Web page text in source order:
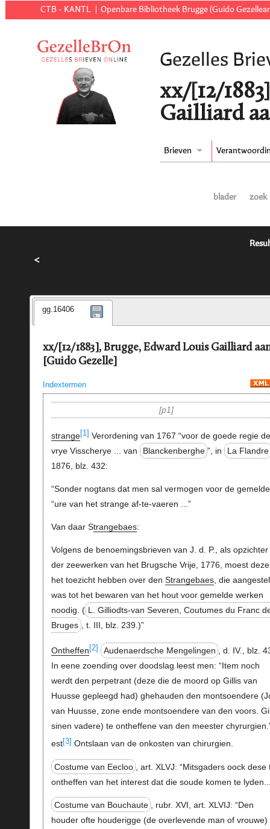
CTB - KANTL Openbare Bibliotheek Brugge (Guido
Gezelles
xx/[12/
Gailliard
Brieven
blader zoek
<
gg.16406
xx/[12/1883], Brugge, Edward Louis Gailliard
[Guido Gezelle]
Indextermen
p1
strange[1] Verordening van 1767 “voor de goede regie
vrye Visscherye ... van
Blanckenberghe ”, in La Flandre
1876, blz. 432:
“Sonder nogtans dat men sal vermogen voor de gemelde
“ure van het strange af-te-vaeren ...”
Van daar Strangebaes:
Volgens de benoemingsbrieven van J. d. P., als opzichter
der zeewerken van het Brugsche Vrije, 1776, moest deze
het toezicht hebben over den Strangebaes, die
was tot het bewaren van het hout voor gemelde werken
noodig. ( L. Gilliodts-van Severen, Coutumes du Franc
Bruges , t. III, blz. 239.)”
Ontheffen [2] Audenaerdsche Mengelingen , d. IV., blz.
In eene zoending over doodslag leest men: “Item noch
werdt den perpetrant (deze die de moord op Gillis van
Huusse gepleegd had) ghehauden den montsoendere
van Huusse, zone ende montsoendere van den voors.
sinen vadere) te ontheffene van den meester
est[3] Ontslaan van de onkosten van chirurgien.
Costume van Eecloo
, art. XLVJ: “Mitsgaders oock dese
ontheffen van het interest dat die soude komen te
Costume van Bouchaute
, rubr. XVI, art. XLVIJ: “Den
houder ofte houderigge (de overlevende man of vrouwe)